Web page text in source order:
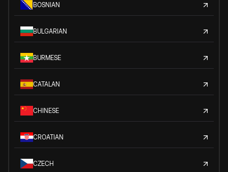
BOSNIAN
BULGARIAN
BURMESE
CATALAN
CHINESE
CROATIAN
CZECH